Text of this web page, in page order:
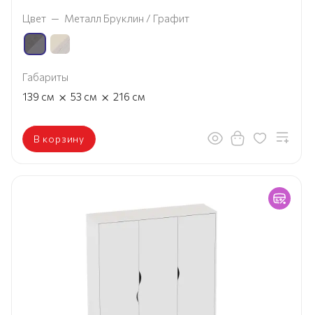
Цвет — Металл Бруклин / Графит
Габариты
139 см × 53 см × 216 см
В корзину